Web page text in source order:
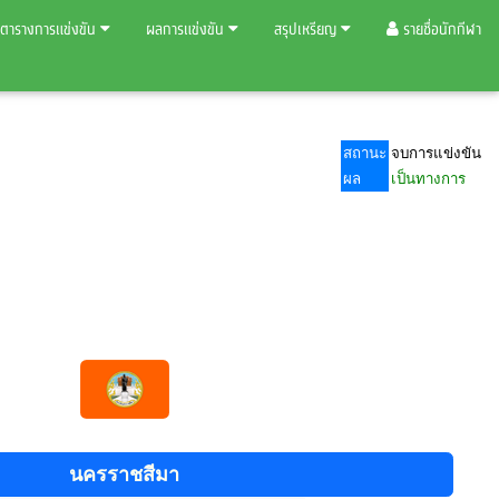
ตารางการแข่งขัน ผลการแข่งขัน สรุปเหรียญ รายชื่อนักกีฬา
สถานะ จบการแข่งขัน
ผล
เป็นทางการ
นครราชสีมา